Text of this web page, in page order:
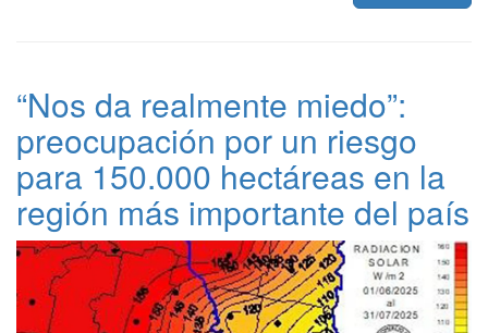
“Nos da realmente miedo”:
preocupación por un riesgo
para 150.000 hectáreas en la
región más importante del país